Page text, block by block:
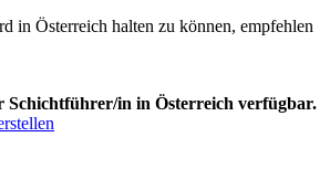
in Österreich halten zu können, empfehlen
Schichtführer/in in Österreich verfügbar.